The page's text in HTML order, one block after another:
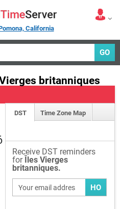
California
GO
britanniques
DST Time Zone Map
Receive DST reminders
for Îles Vierges
britanniques.
HO